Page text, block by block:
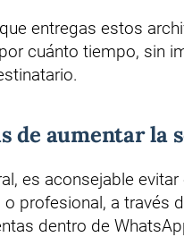
entregas estos
cuánto tiempo, sin
de aumentar la
es aconsejable
o profesional, a través
dentro de